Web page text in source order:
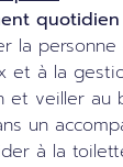
la personne
et à la
et veiller au
un
à la